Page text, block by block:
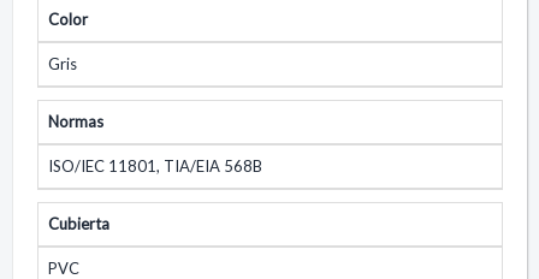
Color
Gris
Normas
ISO/IEC 11801, TIA/EIA 568B
Cubierta
PVC